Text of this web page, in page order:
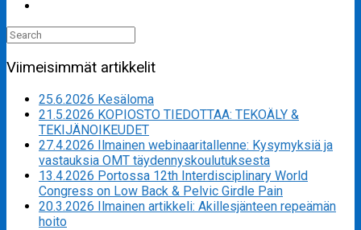
Search
Viimeisimmät artikkelit
25.6.2026 Kesäloma
21.5.2026 KOPIOSTO TIEDOTTAA: TEKOÄLY &
TEKIJÄNOIKEUDET
27.4.2026 Ilmainen webinaaritallenne: Kysymyksiä ja
vastauksia OMT täydennyskoulutuksesta
13.4.2026 Portossa 12th Interdisciplinary World
Congress on Low Back & Pelvic Girdle Pain
20.3.2026 Ilmainen artikkeli: Akillesjänteen repeämän
hoito